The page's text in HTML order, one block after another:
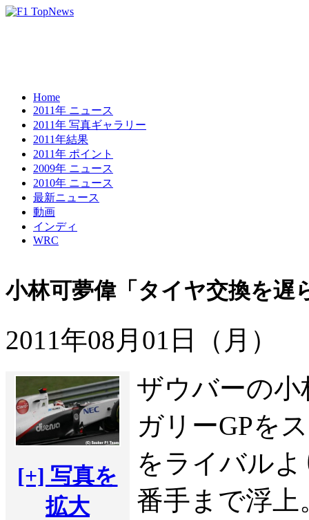
Home
2011年 ニュース
2011年 写真ギャラリー
2011年結果
2011年 ポイント
2009年 ニュース
2010年 ニュース
最新ニュース
動画
インディ
WRC
小林可夢偉「タイヤ交換を遅
2011年08月01日（月）
[+] 写真を
拡大
ザウバーの小
ガリーGPを
をライバル
番手まで浮